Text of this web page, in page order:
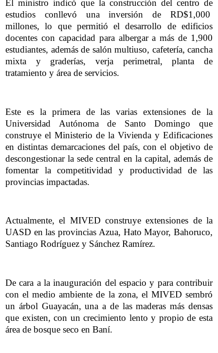
El ministro indicó que la construcción del centro de
estudios conllevó una inversión de RD$1,000
millones, lo que permitió el desarrollo de edificios
docentes con capacidad para albergar a más de 1,900
estudiantes, además de salón multiuso, cafetería, cancha
mixta y graderías, verja perimetral, planta de
tratamiento y área de servicios.
Este es la primera de las varias extensiones de la
Universidad Autónoma de Santo Domingo que
construye el Ministerio de la Vivienda y Edificaciones
en distintas demarcaciones del país, con el objetivo de
descongestionar la sede central en la capital, además de
fomentar la competitividad y productividad de las
provincias impactadas.
Actualmente, el MIVED construye extensiones de la
UASD en las provincias Azua, Hato Mayor, Bahoruco,
Santiago Rodríguez y Sánchez Ramírez.
De cara a la inauguración del espacio y para contribuir
con el medio ambiente de la zona, el MIVED sembró
un árbol Guayacán, una a de las maderas más densas
que existen, con un crecimiento lento y propio de esta
área de bosque seco en Baní.